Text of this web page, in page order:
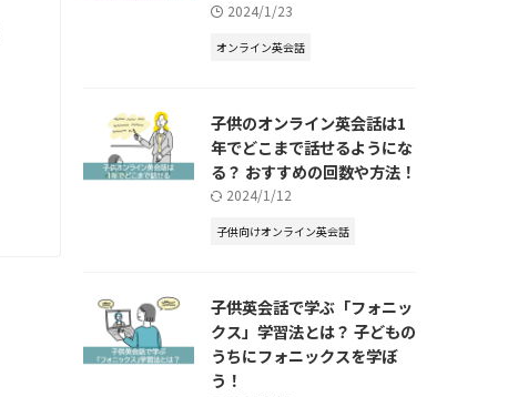
2024/1/23
オンライン英会話
子供のオンライン英会話は1
年でどこまで話せるようにな
る？ おすすめの回数や方法！
2024/1/12
子供向けオンライン英会話
子供英会話で学ぶ「フォニッ
クス」学習法とは？ 子どもの
うちにフォニックスを学ぼ
う！